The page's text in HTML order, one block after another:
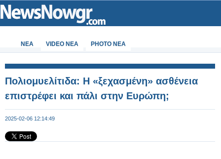
ΝΕΑ VIDEO NEA PHOTO NEA
Πολιομυελίτιδα: Η «ξεχασμένη» ασθένεια
επιστρέφει και πάλι στην Ευρώπη;
2025-02-06 12:14:49